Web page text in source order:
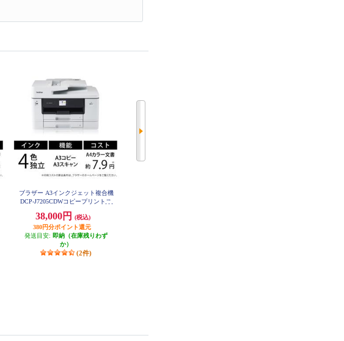
ブラザー A3インクジェット複合機
DCP-J7205CDWコピープリントス
DCP-J7205CDW
38,000円
(税込)
380円分ポイント還元
発送目安: 即納（在庫残りわず
か）
(2件)